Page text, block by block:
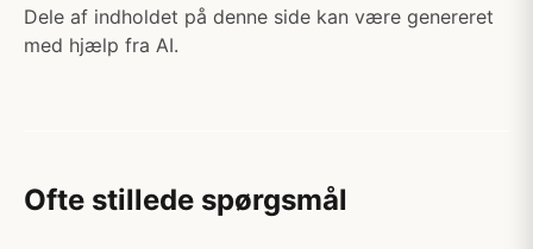
Dele af indholdet på denne side kan være genereret
med hjælp fra AI.
Ofte stillede spørgsmål